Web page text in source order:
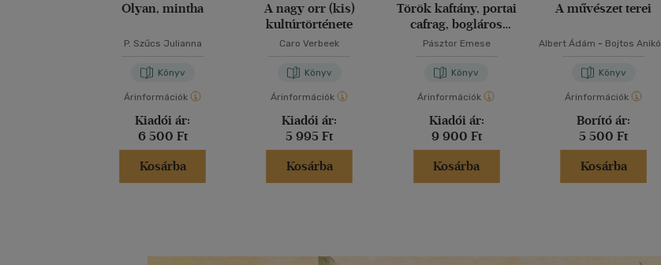
Olyan, mintha
P. Szűcs Julianna
Könyv
Árinformációk
Kiadói ár:
6 500 Ft
Kosárba
A nagy orr (kis)
kultúrtörténete
Caro Verbeek
Könyv
Árinformációk
Kiadói ár:
5 995 Ft
Kosárba
Török kaftány, portai
cafrag, bogláros
jancsik...
Pásztor Emese
Könyv
Árinformációk
Kiadói ár:
9 900 Ft
Kosárba
A művészet terei
Albert Ádám - Bojtos Anikó
Könyv
Árinformációk
Borító ár:
5 500 Ft
Kosárba